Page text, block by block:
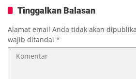
Tinggalkan Balasan
Alamat email Anda tidak akan
wajib ditandai *